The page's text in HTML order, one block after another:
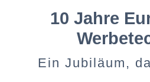
10 Jahre
Ein Jubiläum,